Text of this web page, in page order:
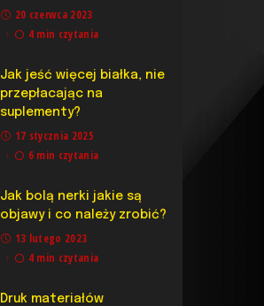
20 czerwca 2023
4 min czytania
Jak jeść więcej białka, nie
przepłacając na
suplementy?
17 stycznia 2025
6 min czytania
Jak bolą nerki jakie są
objawy i co należy zrobić?
13 lutego 2023
4 min czytania
Druk materiałów